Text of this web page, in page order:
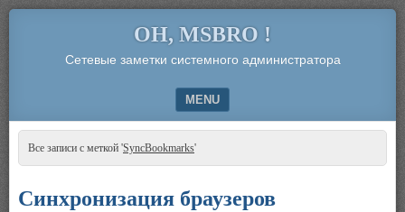
OH, MSBRO !
Сетевые заметки системного администратора
MENU
SKIP TO CONTENT
Все записи с меткой 'SyncBookmarks'
Синхронизация браузеров